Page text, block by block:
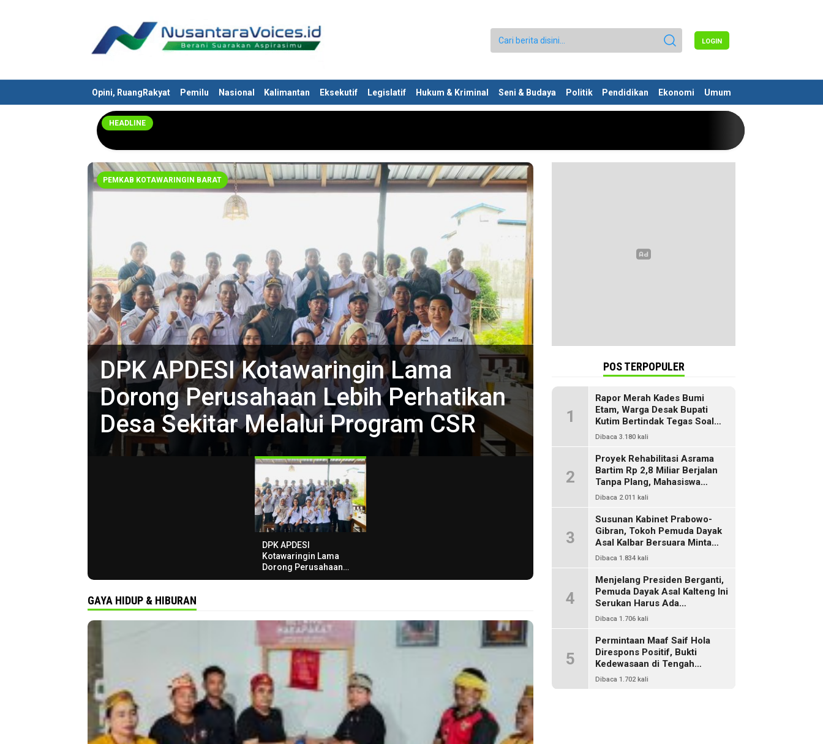
Nusantaravoices.id
Berani Suarakan Aspirasimu
LOGIN
Opini, RuangRakyat Pemilu Nasional Kalimantan Eksekutif Legislatif Hukum & Kriminal Seni & Budaya Politik Pendidikan Ekonomi Umum
HEADLINE
PEMKAB KOTAWARINGIN BARAT
DPK APDESI Kotawaringin Lama
Dorong Perusahaan Lebih Perhatikan
Desa Sekitar Melalui Program CSR
DPK APDESI
Kotawaringin Lama
Dorong Perusahaan
Lebih Perhatikan Desa
GAYA HIDUP & HIBURAN
POS TERPOPULER
1
Rapor Merah Kades Bumi
Etam, Warga Desak Bupati
Kutim Bertindak Tegas Soal
Penyelewengan Dana SILPA
Dibaca 3.180 kali
2
Proyek Rehabilitasi Asrama
Bartim Rp 2,8 Miliar Berjalan
Tanpa Plang, Mahasiswa
Pertanyakan Transparansi
Dibaca 2.011 kali
3
Susunan Kabinet Prabowo-
Gibran, Tokoh Pemuda Dayak
Asal Kalbar Bersuara Minta
Harus Ada Representasi Dari
Dibaca 1.834 kali
4
Menjelang Presiden Berganti,
Pemuda Dayak Asal Kalteng Ini
Serukan Harus Ada
Keterwakilan Bangsa Dayak
Dibaca 1.706 kali
5
Permintaan Maaf Saif Hola
Direspons Positif, Bukti
Kedewasaan di Tengah
Polemik Konten
Dibaca 1.702 kali